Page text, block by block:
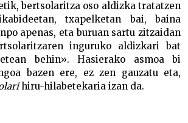
bertsolaritza oso aldizka tratatzen
txapelketan bai, baina
apenas, eta buruan sartu zitzaidan
inguruko aldizkari bat
behin». Hasierako asmoa bi
bazen ere, ez zen gauzatu eta,
hiru-hilabetekaria izan da.